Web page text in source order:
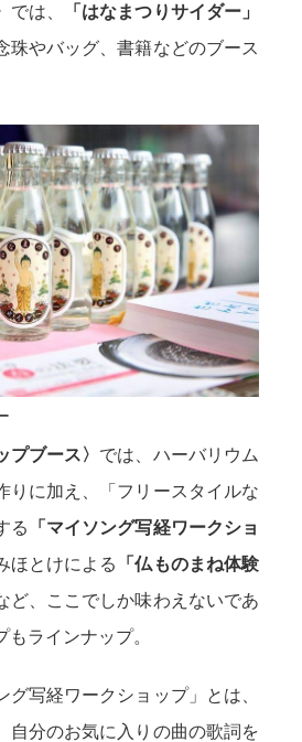
では、
「はなまつりサイダー」
珠やバッグ、書籍などのブース
プブース〉 では、ハーバリウム
りに加え、「フリースタイルな
る
「マイソング写経ワークショ
ほとけによる
「仏ものまね体験
ど、ここでしか味わえないであ
ラインナップ。
グ写経ワークショップ」とは、
自分のお気に入りの曲の歌詞を